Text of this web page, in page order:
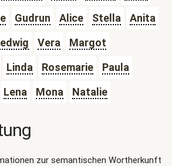
Gudrun Alice Stella
Anita
Vera
Margot
Linda Rosemarie
Paula
Lena Mona Natalie
zur semantischen Wortherkunft